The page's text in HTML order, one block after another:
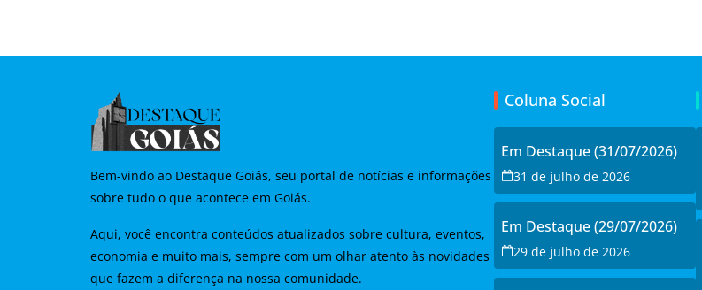
Bem-vindo ao Destaque Goiás, seu portal de notícias e informações
sobre tudo o que acontece em Goiás.
Aqui, você encontra conteúdos atualizados sobre cultura, eventos,
economia e muito mais, sempre com um olhar atento às novidades
que fazem a diferença na nossa comunidade.
Coluna Social
Em Destaque (31/07/2026)
31 de julho de 2026
Em Destaque (29/07/2026)
29 de julho de 2026